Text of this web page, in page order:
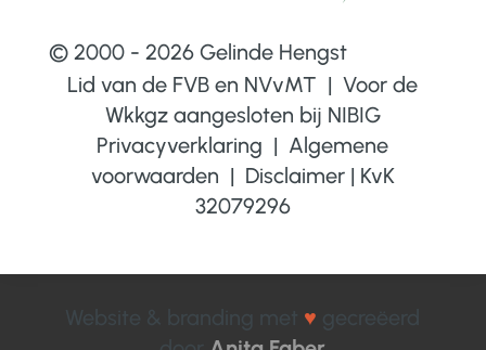
© 2000 - 2026 Gelinde Hengst
Lid van de FVB en NVvMT | Voor de
Wkkgz aangesloten bij NIBIG
Privacyverklaring | Algemene
voorwaarden | Disclaimer| KvK
32079296
Website & branding met ♥ gecreëerd